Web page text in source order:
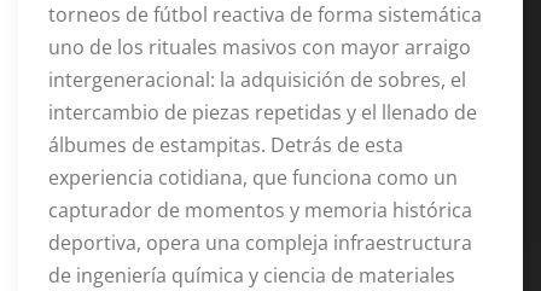
torneos de fútbol reactiva de forma sistemática
uno de los rituales masivos con mayor arraigo
intergeneracional: la adquisición de sobres, el
intercambio de piezas repetidas y el llenado de
álbumes de estampitas. Detrás de esta
experiencia cotidiana, que funciona como un
capturador de momentos y memoria histórica
deportiva, opera una compleja infraestructura
de ingeniería química y ciencia de materiales